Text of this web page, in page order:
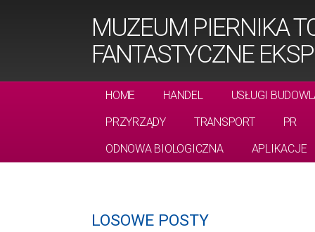
MUZEUM PIERNIKA
FANTASTYCZNE
HOME HANDEL
USŁUGI
PRZYRZĄDY
TRANSPORT
PR
ODNOWA BIOLOGICZNA
APLIKACJE
LOSOWE POSTY